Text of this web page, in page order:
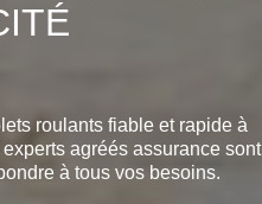
roulants fiable et rapide à
agréés assurance sont
à tous vos besoins.